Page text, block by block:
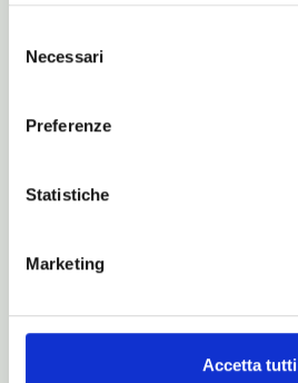
delNecessari
Preferenze
Statistiche
Marketing
Accetta tutti
News
Contatti